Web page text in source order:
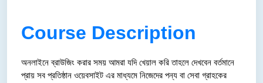
Course Description
অনলাইনে ব্রাউজিং করার সময় আমরা যদি খেয়াল করি তাহলে দেখবেন বর্তমানে
প্রায় সব প্রতিষ্ঠান ওয়েবসাইট এর মাধ্যমে নিজেদের পন্য বা সেবা গ্রাহকের